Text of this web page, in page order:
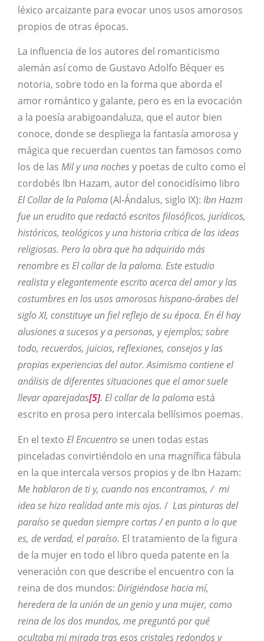
léxico arcaizante para evocar unos usos amorosos
propios de otras épocas.
La influencia de los autores del romanticismo
alemán así como de Gustavo Adolfo Béquer es
notoria, sobre todo en la forma que aborda el
amor romántico y galante, pero es en la evocación
a la poesía arabigoandaluza, que el autor bien
conoce, donde se despliega la fantasía amorosa y
mágica que recuerdan cuentos tan famosos como
los de las Mil y una nochesy poetas de culto como el
cordobés Ibn Hazam, autor del conocidísimo libro
El Collar de la Paloma(Al-Ándalus, siglo IX): Ibn Hazm
fue un erudito que redactó escritos filosóficos, jurídicos,
históricos, teológicos y una historia crítica de las ideas
religiosas. Pero la obra que ha adquirido más
renombre es El collar de la paloma. Este estudio
realista y elegantemente escrito acerca del amor y las
costumbres en los usos amorosos hispano-árabes del
siglo XI, constituye un fiel reflejo de su época. En él hay
alusiones a sucesos y a personas, y ejemplos; sobre
todo, recuerdos, juicios, reflexiones, consejos y las
propias experiencias del autor. Asimismo contiene el
análisis de diferentes situaciones que el amor suele
llevar aparejadas[5]. El collar de la paloma está
escrito en prosa pero intercala bellísimos poemas.
En el texto El Encuentro se unen todas estas
pinceladas convirtiéndolo en una magnífica fábula
en la que intercala versos propios y de Ibn Hazam:
Me hablaron de ti y, cuando nos encontramos, / mi
idea se hizo realidad ante mis ojos. / Las pinturas del
paraíso se quedan siempre cortas / en punto a lo que
es, de verdad, el paraíso. El tratamiento de la figura
de la mujer en todo el libro queda patente en la
veneración con que describe el encuentro con la
reina de dos mundos: Dirigiéndose hacia mí,
heredera de la unión de un genio y una mujer, como
reina de los dos mundos, me preguntó por qué
ocultaba mi mirada tras esos cristales redondos y